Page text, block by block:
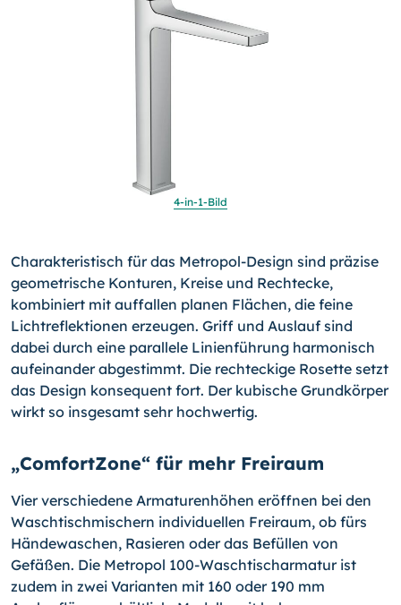
4-in-1-Bild
Charakteristisch für das Metropol-Design sind präzise
geometrische Konturen, Kreise und Rechtecke,
kombiniert mit auffallen planen Flächen, die feine
Lichtreflektionen erzeugen. Griff und Auslauf sind
dabei durch eine parallele Linienführung harmonisch
aufeinander abgestimmt. Die rechteckige Rosette setzt
das Design konsequent fort. Der kubische Grundkörper
wirkt so insgesamt sehr hochwertig.
„ComfortZone“ für mehr Freiraum
Vier verschiedene Armaturenhöhen eröffnen bei den
Waschtischmischern individuellen Freiraum, ob fürs
Händewaschen, Rasieren oder das Befüllen von
Gefäßen. Die Metropol 100-Waschtischarmatur ist
zudem in zwei Varianten mit 160 oder 190 mm